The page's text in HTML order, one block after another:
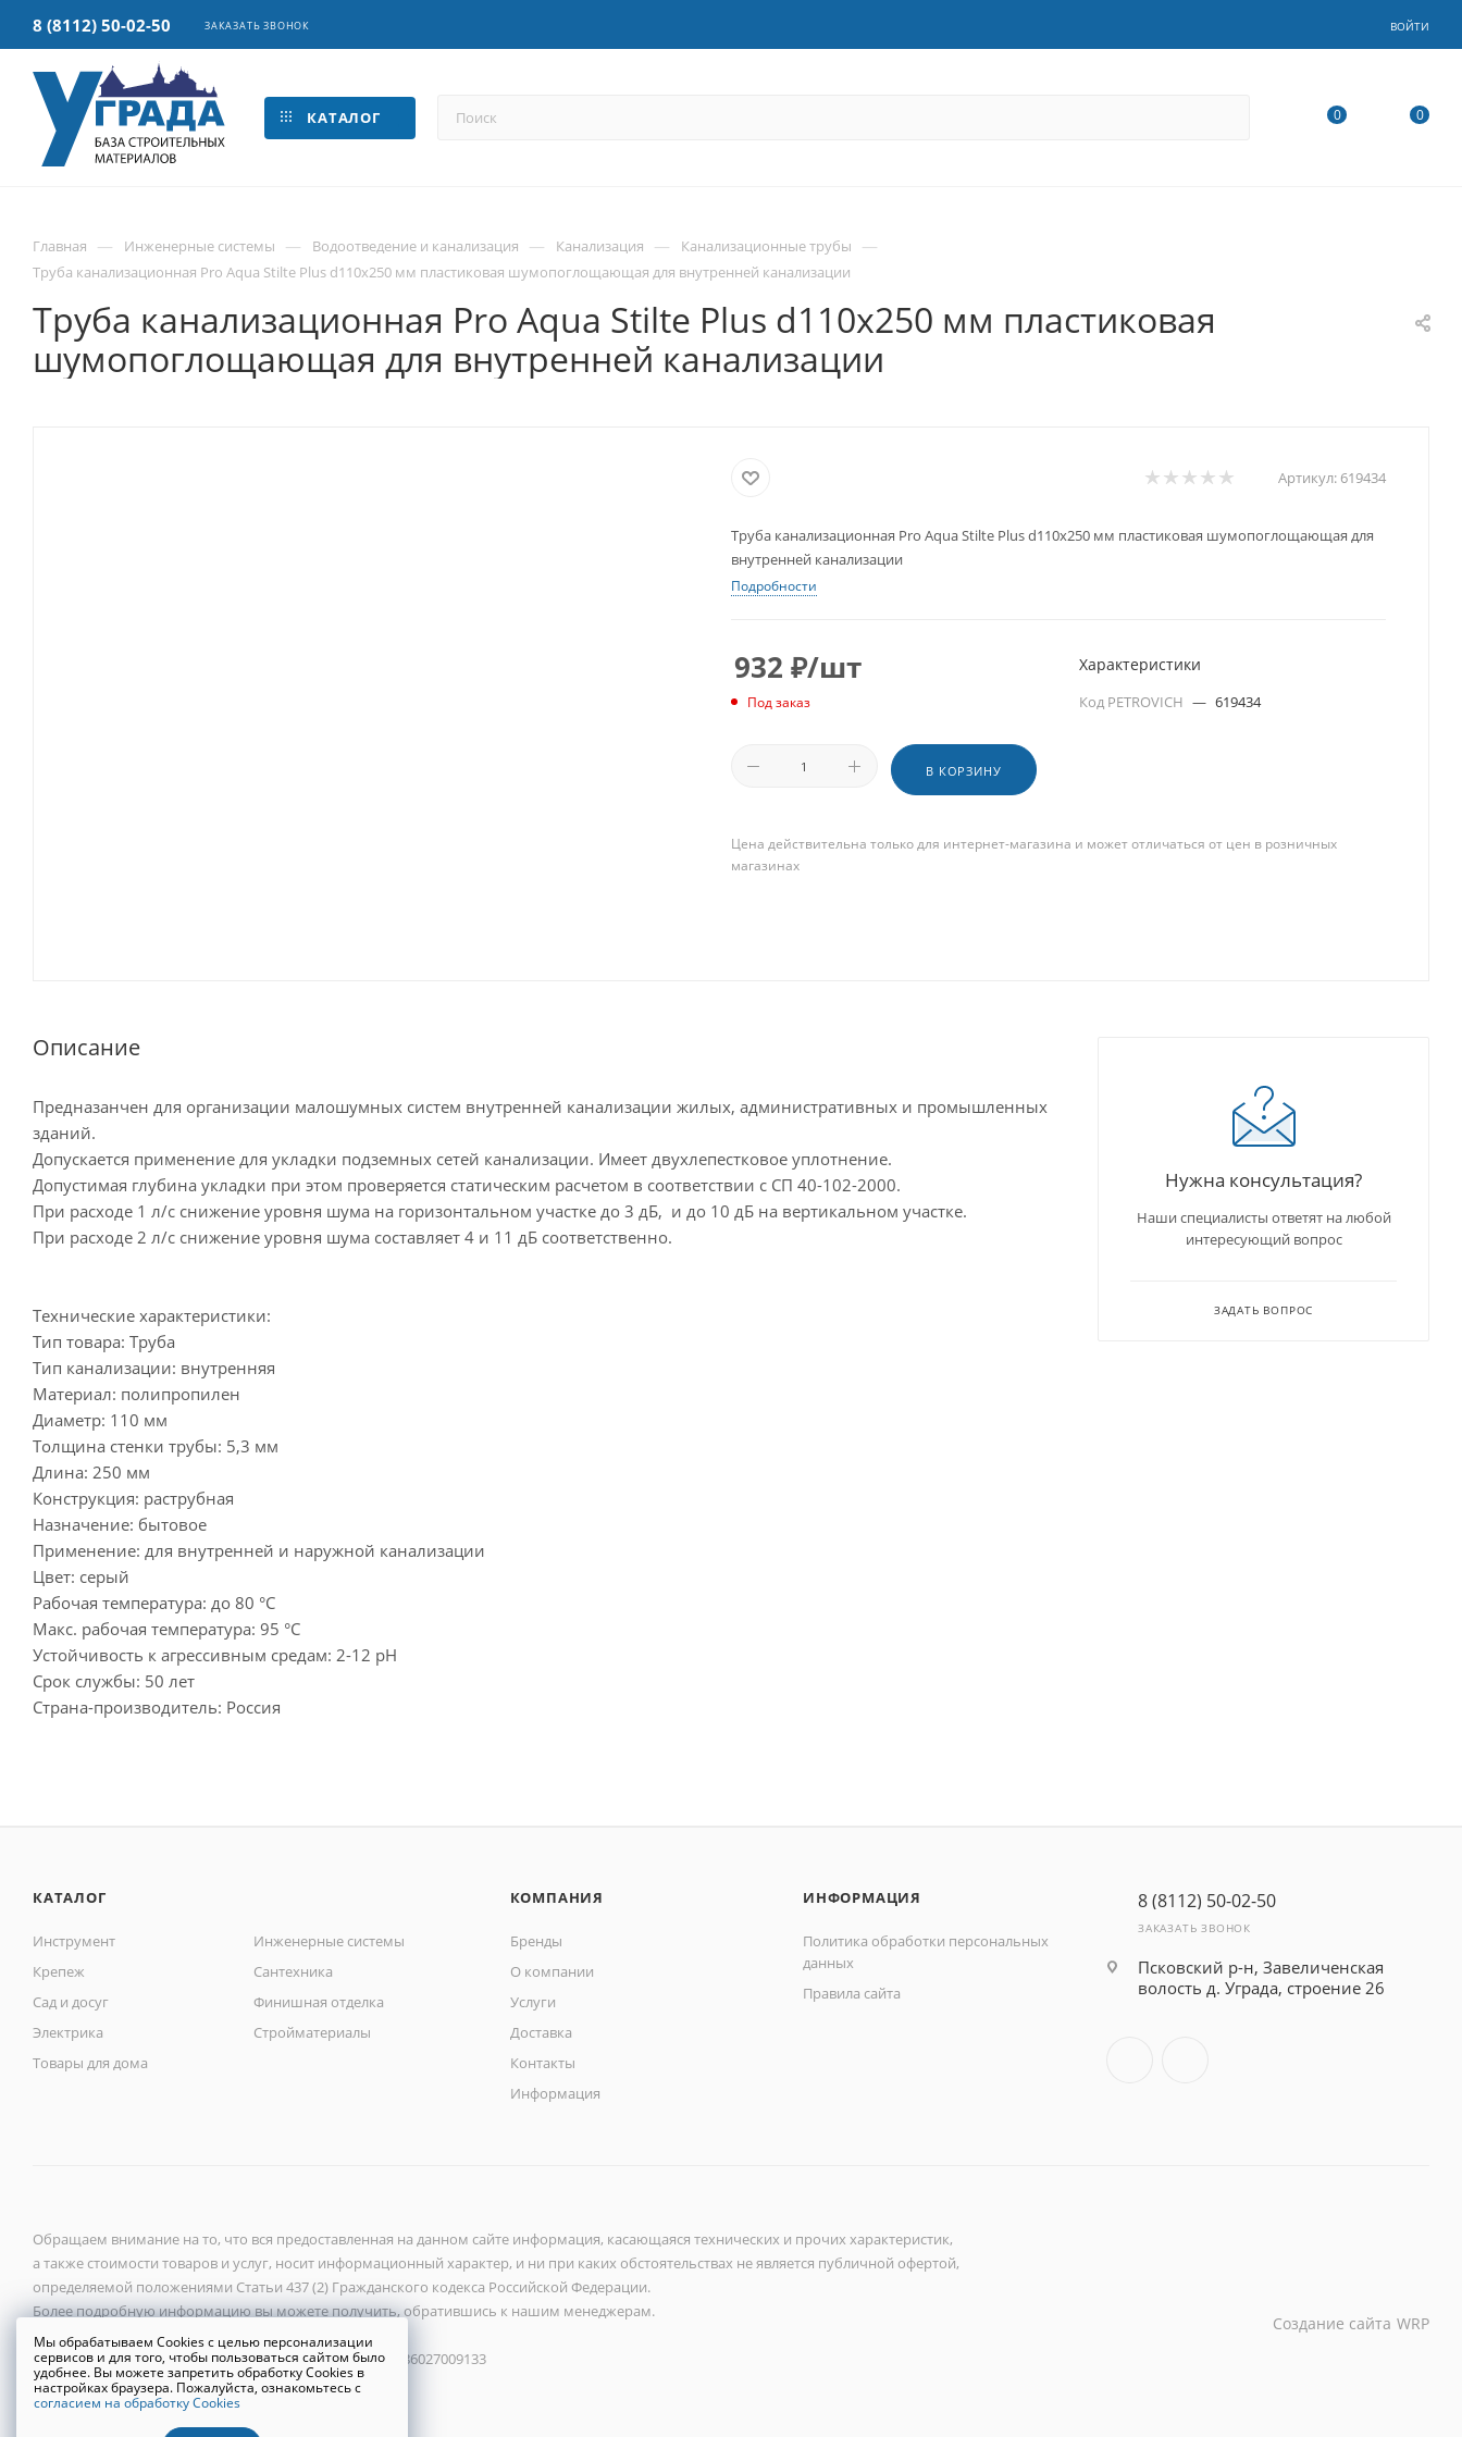
8 (8112) 50-02-50 ЗАКАЗАТЬ ЗВОНОК ВОЙТИ
КАТАЛОГ 0 0
Главная — Инженерные системы — Водоотведение и канализация — Канализация — Канализационные трубы —
Труба канализационная Pro Aqua Stilte Plus d110x250 мм пластиковая шумопоглощающая для внутренней канализации
Труба канализационная Pro Aqua Stilte Plus d110x250 мм пластиковая
шумопоглощающая для внутренней канализации
Артикул: 619434
Труба канализационная Pro Aqua Stilte Plus d110x250 мм пластиковая шумопоглощающая для
внутренней канализации
Подробности
932 ₽/шт
Под заказ
В КОРЗИНУ
Характеристики
Код PETROVICH — 619434
Цена действительна только для интернет-магазина и может отличаться от цен в розничных
магазинах
Описание
Предназанчен для организации малошумных систем внутренней канализации жилых, административных и промышленных
зданий.
Допускается применение для укладки подземных сетей канализации. Имеет двухлепестковое уплотнение.
Допустимая глубина укладки при этом проверяется статическим расчетом в соответствии с СП 40-102-2000.
При расходе 1 л/с снижение уровня шума на горизонтальном участке до 3 дБ, и до 10 дБ на вертикальном участке.
При расходе 2 л/с снижение уровня шума составляет 4 и 11 дБ соответственно.
Технические характеристики:
Тип товара: Труба
Тип канализации: внутренняя
Материал: полипропилен
Диаметр: 110 мм
Толщина стенки трубы: 5,3 мм
Длина: 250 мм
Конструкция: раструбная
Назначение: бытовое
Применение: для внутренней и наружной канализации
Цвет: серый
Рабочая температура: до 80 °С
Макс. рабочая температура: 95 °С
Устойчивость к агрессивным средам: 2-12 рН
Срок службы: 50 лет
Страна-производитель: Россия
Нужна консультация?
Наши специалисты ответят на любой
интересующий вопрос
ЗАДАТЬ ВОПРОС
КАТАЛОГ
Инструмент
Инженерные системы
Крепеж
Сантехника
Сад и досуг
Финишная отделка
Электрика
Стройматериалы
Товары для дома
КОМПАНИЯ
Бренды
О компании
Услуги
Доставка
Контакты
Информация
ИНФОРМАЦИЯ
Политика обработки персональных
данных
Правила сайта
8 (8112) 50-02-50
ЗАКАЗАТЬ ЗВОНОК
Псковский р-н, Завеличенская
волость д. Уграда, строение 26
Обращаем внимание на то, что вся предоставленная на данном сайте информация, касающаяся технических и прочих характеристик,
а также стоимости товаров и услуг, носит информационный характер, и ни при каких обстоятельствах не является публичной офертой,
определяемой положениями Статьи 437 (2) Гражданского кодекса Российской Федерации.
Более подробную информацию вы можете получить, обратившись к нашим менеджерам.
ООО «Новый город» 2026 ©, ИНН 6027118272, ОГРН 1086027009133
Политика конфиденциальности
Создание сайта WRP
Мы обрабатываем Cookies с целью персонализации
сервисов и для того, чтобы пользоваться сайтом было
удобнее. Вы можете запретить обработку Cookies в
настройках браузера. Пожалуйста, ознакомьтесь с
согласием на обработку Cookies